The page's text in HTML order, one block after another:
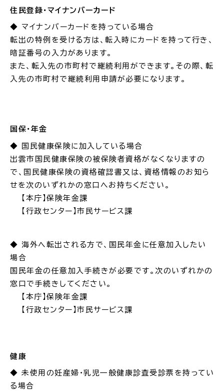
場面から探す
入園・入学 結婚・離婚
高齢者・介護
目的 探
住民登録・マイナンバーカード
◆ マイナンバーカードを持っている場合
転出の特例を受ける方は、転入時にカードを持って行き、
暗証番号の入力があります。
また、転入先の市町村で継続利用ができます。その際、転
入先の市町村で継続利用申請が必要になります。
国保・年金
◆ 国民健康保険に加入している場合
出雲市国民健康保険の被保険者資格がなくなりますの
で、国民健康保険の資格確認書又は、資格情報のお知ら
せを次のいずれかの窓口へお持ちください。
【本庁】保険年金課
【行政センター】市民サービス課
◆ 海外へ転出される方で、国民年金に任意加入したい
場合
国民年金の任意加入手続きが必要です。次のいずれかの
窓口で手続きしてください。
【本庁】保険年金課
【行政センター】市民サービス課
健康
◆ 未使用の妊産婦・乳児一般健康診査受診票を持ってい
る場合